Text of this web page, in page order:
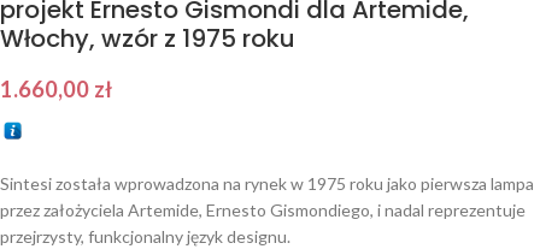
projekt Ernesto Gismondi dla Artemide,
Włochy, wzór z 1975 roku
1.660,00 zł
Sintesi została wprowadzona na rynek w 1975 roku jako pierwsza lampa
przez założyciela Artemide, Ernesto Gismondiego, i nadal reprezentuje
przejrzysty, funkcjonalny język designu.